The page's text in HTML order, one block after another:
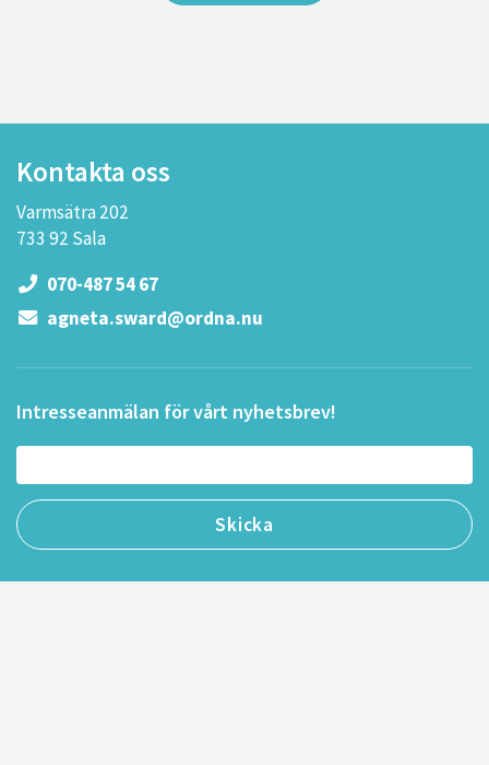
Kontakta oss
Varmsätra 202
733 92 Sala
070-487 54 67
agneta.sward@ordna.nu
Intresseanmälan för vårt nyhetsbrev!